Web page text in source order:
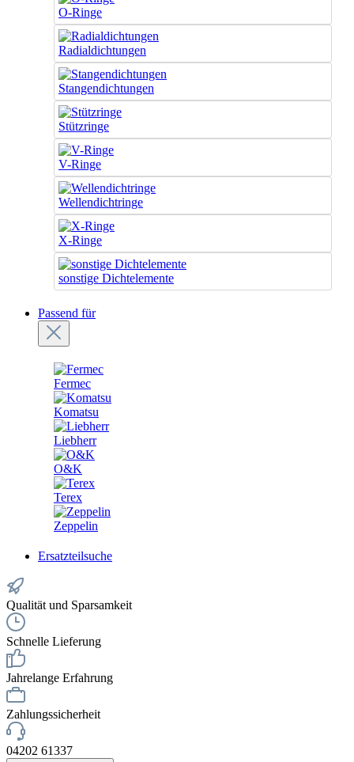
O-Ringe
Radialdichtungen
Stangendichtungen
Stützringe
V-Ringe
Wellendichtringe
X-Ringe
sonstige Dichtelemente
Passend für
Fermec
Komatsu
Liebherr
O&K
Terex
Zeppelin
Ersatzteilsuche
Qualität und Sparsamkeit
Schnelle Lieferung
Jahrelange Erfahrung
Zahlungssicherheit
04202 61337